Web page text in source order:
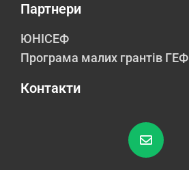
Партнери
ЮНІСЕФ
Програма малих грантів ГЕФ
Контакти